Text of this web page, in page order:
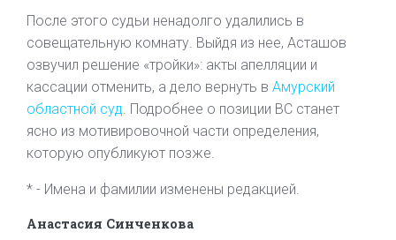
После этого судьи ненадолго удалились в
совещательную комнату. Выйдя из нее, Асташов
озвучил решение «тройки»: акты апелляции и
кассации отменить, а дело вернуть в Амурский
областной суд. Подробнее о позиции ВС станет
ясно из мотивировочной части определения,
которую опубликуют позже.
* - Имена и фамилии изменены редакцией.
Анастасия Синченкова